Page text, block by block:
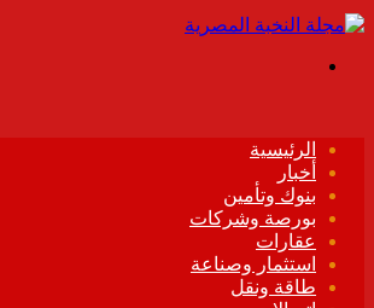
الرئيسية
أخبار
بنوك وتأمين
بورصة وشركات
عقارات
استثمار وصناعة
طاقة ونقل